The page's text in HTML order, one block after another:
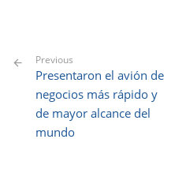
Previous
Presentaron el avión de
negocios más rápido y
de mayor alcance del
mundo